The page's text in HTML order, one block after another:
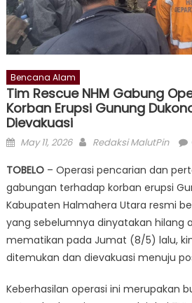
Bencana Alam
Tim Rescue NHM Gabung
Korban Erupsi Gunung
Dievakuasi
Posted
May 11, 2026 Author
Redaksi MalutPin
TOBELO– Operasi pencarian dan
gabungan terhadap korban erupsi
Kabupaten Halmahera Utara resmi
yang sebelumnya dinyatakan hilang
mematikan pada Jumat (8/5) lalu,
ditemukan dan dievakuasi menuju
Keberhasilan operasi ini merupakan